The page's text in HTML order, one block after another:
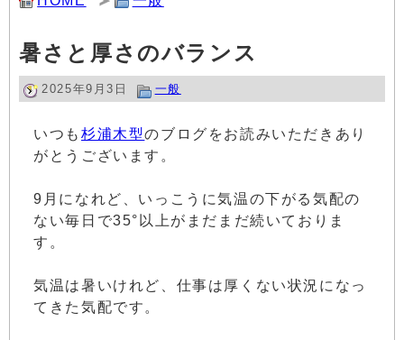
暑さと厚さのバランス
2025年9月3日 一般
いつも杉浦木型のブログをお読みいただきあり
がとうございます。
9月になれど、いっこうに気温の下がる気配の
ない毎日で35°以上がまだまだ続いておりま
す。
気温は暑いけれど、仕事は厚くない状況になっ
てきた気配です。